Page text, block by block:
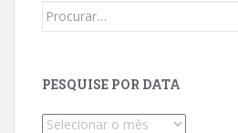
Search
PESQUISE POR DATA
Pesquise